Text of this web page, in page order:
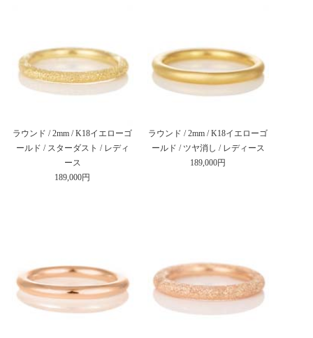
ラウンド / 2mm / K18イエローゴ
ールド / スターダスト / レディ
ース
189,000円
ラウンド / 2mm / K18イエローゴ
ールド / ツヤ消し / レディース
189,000円